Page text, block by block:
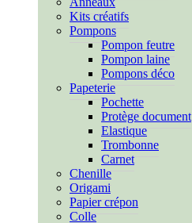
Kits créatifs
Pompons
Pompon feutre
Pompon laine
Pompons déco
Papeterie
Pochette
Protège document
Elastique
Trombonne
Carnet
Chenille
Origami
Papier crépon
Colle